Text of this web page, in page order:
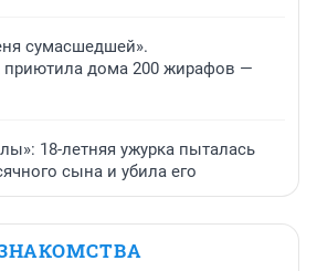
сумасшедшей».
приютила дома 200 жирафов —
18-летняя ужурка пыталась
сына и убила его